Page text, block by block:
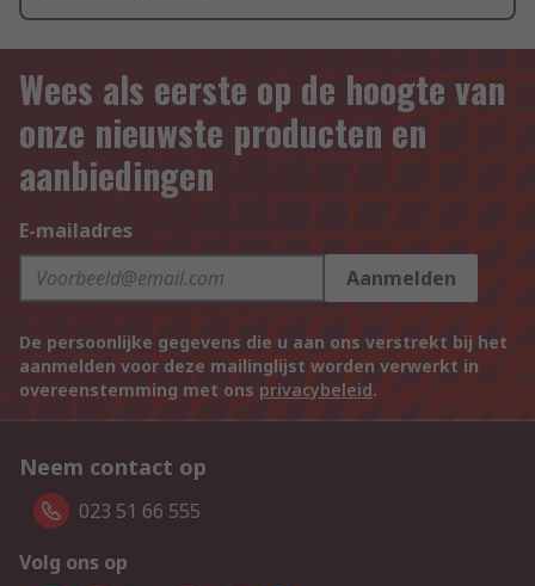
Wees als eerste op de hoogte van
onze nieuwste producten en
aanbiedingen
E-mailadres
Aanmelden
De persoonlijke gegevens die u aan ons verstrekt bij het
aanmelden voor deze mailinglijst worden verwerkt in
overeenstemming met ons privacybeleid.
Neem contact op
023 51 66 555
Volg ons op